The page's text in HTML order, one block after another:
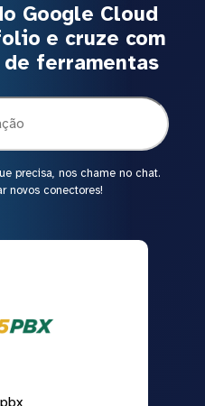
Google Cloud
e cruze com
ferramentas
precisa, nos chame no chat.
novos conectores!